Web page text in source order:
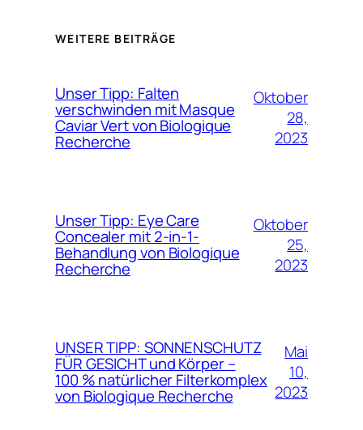
WEITERE BEITRÄGE
Unser Tipp: Falten
verschwinden mit Masque
Caviar Vert von Biologique
Recherche
Oktober
28,
2023
Unser Tipp: Eye Care
Concealer mit 2-in-1-
Behandlung von Biologique
Recherche
Oktober
25,
2023
UNSER TIPP: SONNENSCHUTZ
FÜR GESICHT und Körper –
100 % natürlicher Filterkomplex
von Biologique Recherche
Mai
10,
2023